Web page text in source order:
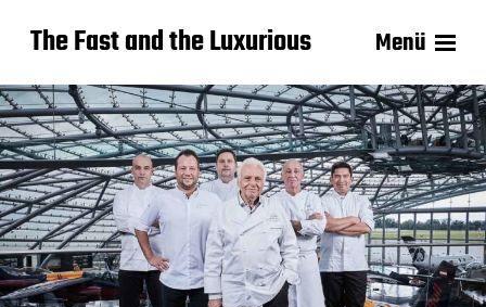
The Fast and the Luxurious Menü